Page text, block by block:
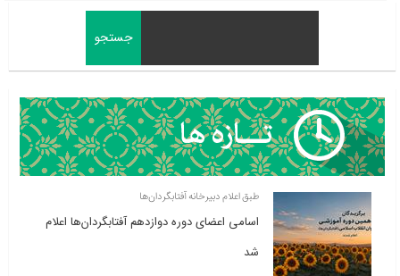
طبق اعلام دبیرخانه آفتابگردان‌ها
اسامی اعضای دوره دوازدهم آفتابگردان‌ها اعلام
شد